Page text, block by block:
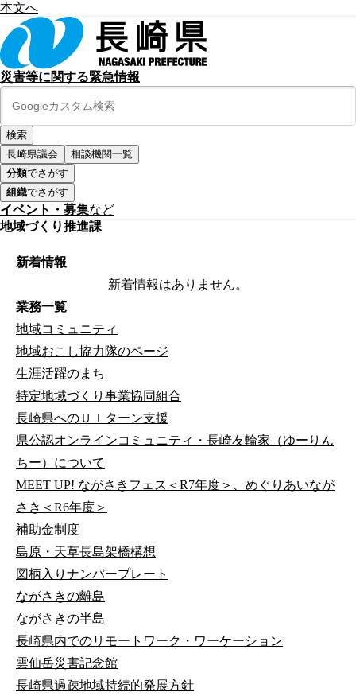
本文へ
災害等に関する緊急情報
長崎県議会
相談機関一覧
分類でさがす
組織でさがす
イベント・募集など
地域づくり推進課
新着情報
新着情報はありません。
業務一覧
地域コミュニティ
地域おこし協力隊のページ
生涯活躍のまち
特定地域づくり事業協同組合
長崎県へのＵＩターン支援
県公認オンラインコミュニティ・長崎友輪家（ゆーりん
ちー）について
MEET UP! ながさきフェス＜R7年度＞、めぐりあいなが
さき＜R6年度＞
補助金制度
島原・天草長島架橋構想
図柄入りナンバープレート
ながさきの離島
ながさきの半島
長崎県内でのリモートワーク・ワーケーション
雲仙岳災害記念館
長崎県過疎地域持続的発展方針